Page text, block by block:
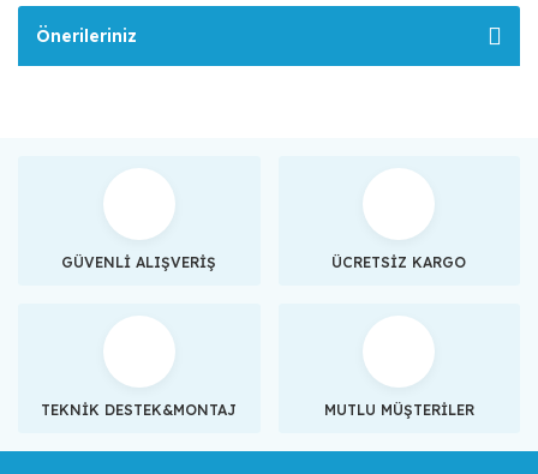
Önerileriniz
GÜVENLİ ALIŞVERİŞ ÜCRETSİZ KARGO
TEKNİK DESTEK&MONTAJ MUTLU MÜŞTERİLER